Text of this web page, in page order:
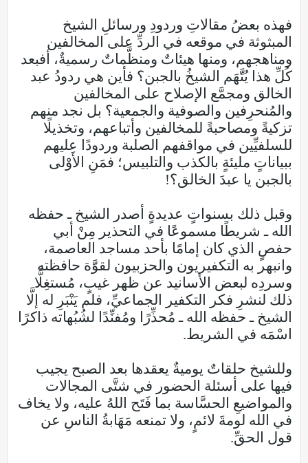
فهذه بعضُ مقالاتِ وردودِ ورسائلِ الشيخ
المبثوثة في موقعه في الردِّ على المخالفين
ومناهجهم، ومنها هيئاتٌ ومنظَّماتٌ رسميةٌ، أفبعد
كُلِّ هذا يُتَّهَم الشيخُ بالجبن؟ فأين هي ردودُ عبد
الخالق ومجمَّع الإصلاح على المخالفين
والمُنحرِفين والصوفية والجمعية؟ بل نجد منهم
تزكيةً ومصاحبةً للمخالفين وأتباعهم، وتخذيلًا
للسلفيِّين في مواقفهم الصلبة وردودًا عليهم
ببياناتٍ مليئةٍ بالكذب والتلبيس؛ فمَنِ الأَوْلى
بالجبن يا عبدَ الخالق؟!
وقبل ذلك بسنواتٍ عديدةٍ أصدر الشيخ ـ حفظه
الله ـ شريطًا مسموعًا في التحذير مِنْ أبي
حفصٍ الذي كان إمامًا بأحد مساجد العاصمة،
وانبهر به التكفيريون والحزبيون لقوَّة حافظته
وسردِه لبعض الأسانيد عن ظهر غيبٍ، مُستغِلًّا
ذلك لنشرِ فكر التكفير الجماعيِّ، فلم يَنْبَرِ له إلَّا
الشيخ ـ حفظه الله ـ مُحذِّرًا ومُفنِّدًا لشُبُهاته ذاكرًا
اسْمَه في الشريط.
وللشيخ حلقاتٌ يوميةٌ يعقدها بعد الصبح يجيب
فيها على أسئلة الحضور في شتَّى المجالات
والمواضيعِ الحسَّاسة بما فَتَح اللهُ عليه، ولا يخاف
في الله لومةَ لائمٍ، ولا تمنعه مَهَابةُ الناسِ عن
قول الحقِّ.